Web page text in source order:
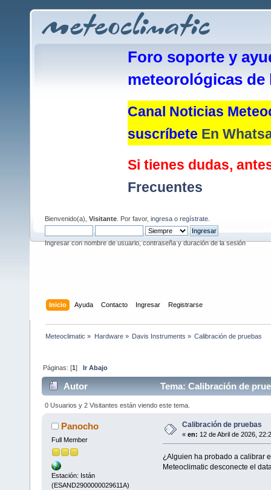
Foro soporte y
meteorológicas de
Canal Noticias
suscríbete En
Si tienes dudas,
Frecuentes
Bienvenido(a), Visitante . Por favor, ingresa o regístrate
Ingresar con nombre de usuario, contraseña y duración de la sesión
Inicio Ayuda Contacto Ingresar Registrarse
Meteoclimatic » Hardware» Davis Instruments » Calibración de pruebas
Páginas: [1]Ir Abajo
Autor Tema: Calibración de
0 Usuarios y 2 Visitantes están viendo este tema.
Panocho
Full Member
Estación: Istán
(ESAND2900000029611A)
Calibración de pruebas
« en: 12 de Abril de 2026,
¿Alguien ha probado a calibrar
Meteoclimatic desconecte el